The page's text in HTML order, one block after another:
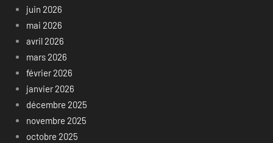
juin 2026
mai 2026
avril 2026
mars 2026
février 2026
janvier 2026
décembre 2025
novembre 2025
octobre 2025